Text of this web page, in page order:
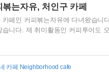
는자유, 처인구 카페
페인 커피볶는자유에 다녀왔습니
니다. 제 취미활동인 커피투어도
넓은 주차장이 있어, 차를 가지고
쿠키들이 보입니다. 시리얼쿠키,
카페 Neighborhood cafe